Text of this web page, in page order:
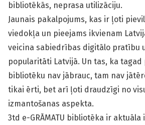
bibliotēkās, neprasa utilizāciju.
Jaunais pakalpojums, kas ir ļoti
viedokļa un pieejams ikvienam
veicina sabiedrības digitālo pratību
popularitāti Latvijā. Un tas, ka tagad
bibliotēku nav jābrauc, tam nav
tikai ērti, bet arī ļoti draudzīgi no
izmantošanas aspekta.
3td e-GRĀMATU bibliotēka ir aktuāla